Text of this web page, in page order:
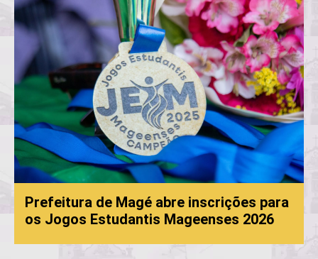
abre inscrições para
Mageenses 2026